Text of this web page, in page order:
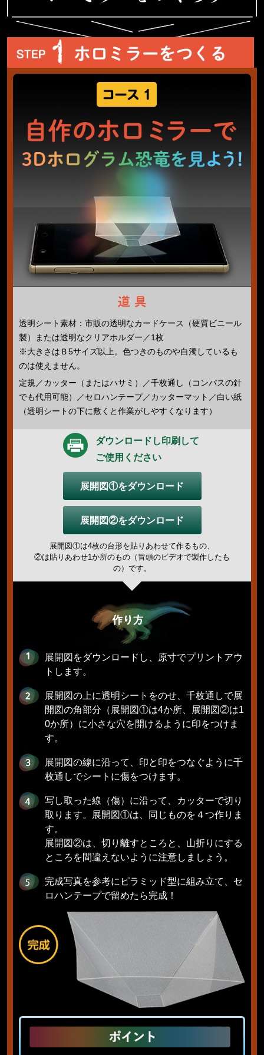
透明シート素材：市販の透明なカードケース（硬質ビニール
製）または透明なクリアホルダー／1枚
※大きさはＢ5サイズ以上。色つきのものや白濁しているも
のは使えません。
定規／カッター（またはハサミ）／千枚通し（コンパスの針
でも代用可能）／セロハンテープ／カッターマット／白い紙
（透明シートの下に敷くと作業がしやすくなります）
ダウンロードし印刷して
ご使用ください
展開図①をダウンロード
展開図②をダウンロード
展開図①は4枚の台形を貼りあわせて作るもの、
②は貼りあわせ1か所のもの（冒頭のビデオで製作したも
の）です。
展開図をダウンロードし、原寸でプリントアウ
トします。
展開図の上に透明シートをのせ、千枚通しで展
開図の角部分（展開図①は4か所、展開図②は1
0か所）に小さな穴を開けるように印をつけま
す。
展開図の線に沿って、印と印をつなぐように千
枚通しでシートに傷をつけます。
写し取った線（傷）に沿って、カッターで切り
取ります。展開図①は、同じものを４つ作りま
す。
展開図②は、切り離すところと、山折りにする
ところを間違えないように注意しましょう。
完成写真を参考にピラミッド型に組み立て、セ
ロハンテープで留めたら完成！